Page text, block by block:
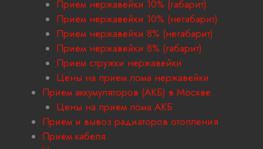
Прием нержавейки 10% (габарит)
Прием нержавейки 10% (негабарит)
Прием нержавейки 8% (негабарит)
Прием нержавейки 8% (габарит)
Прием стружки нержавейки
Цены на прием лома нержавейки
Прием аккумуляторов (АКБ) в Москве
Цены на прием лома АКБ
Прием и вывоз радиаторов отопления
Прием кабеля